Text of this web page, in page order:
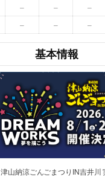
– – –
– – –
基本情報
津山納涼ごんごまつりIN吉井川